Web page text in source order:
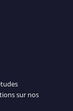
sur nos